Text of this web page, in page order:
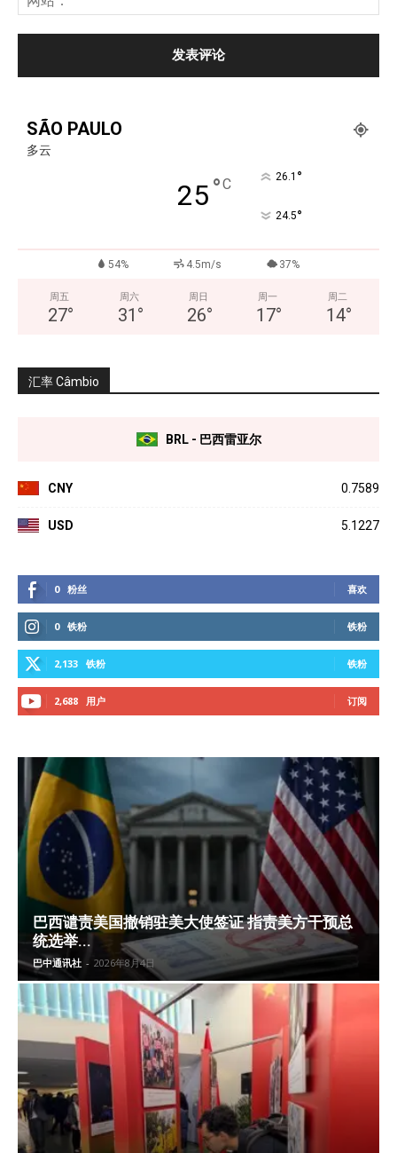
SÃO PAULO
多云
25°C 26.1 °
24.5°
54% 4.5m/s 37%
周五
27°
周六
31 °
周日
26°
周一
17°
周二
14°
汇率 Câmbio
BRL - 巴西雷亚尔
CNY 0.7589
USD 5.1227
0 粉丝 喜欢
0 铁粉 铁粉
2,133 铁粉 铁粉
2,688 用户 订阅
巴西谴责美国撤销驻美大使签证 指责美方干预总
统选举...
巴中通讯社 - 2026年8月4日